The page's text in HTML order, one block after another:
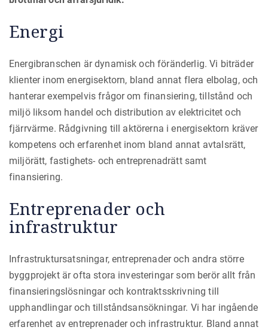
Energi
Energibranschen är dynamisk och föränderlig. Vi biträder
klienter inom energisektorn, bland annat flera elbolag, och
hanterar exempelvis frågor om finansiering, tillstånd och
miljö liksom handel och distribution av elektricitet och
fjärrvärme. Rådgivning till aktörerna i energisektorn kräver
kompetens och erfarenhet inom bland annat avtalsrätt,
miljörätt, fastighets- och entreprenadrätt samt
finansiering.
Entreprenader och
infrastruktur
Infrastruktursatsningar, entreprenader och andra större
byggprojekt är ofta stora investeringar som berör allt från
finansieringslösningar och kontraktsskrivning till
upphandlingar och tillståndsansökningar. Vi har ingående
erfarenhet av entreprenader och infrastruktur. Bland annat